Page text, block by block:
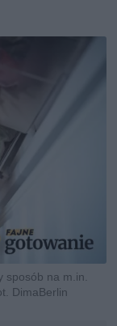
sposób na m.in.
DimaBerlin